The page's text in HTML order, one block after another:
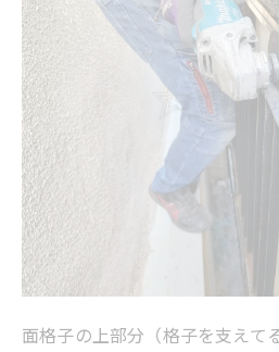
面格子の上部分（格子を支えて